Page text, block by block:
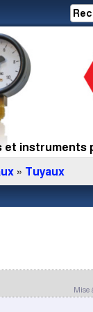
et instruments
» Tuyaux
Mise